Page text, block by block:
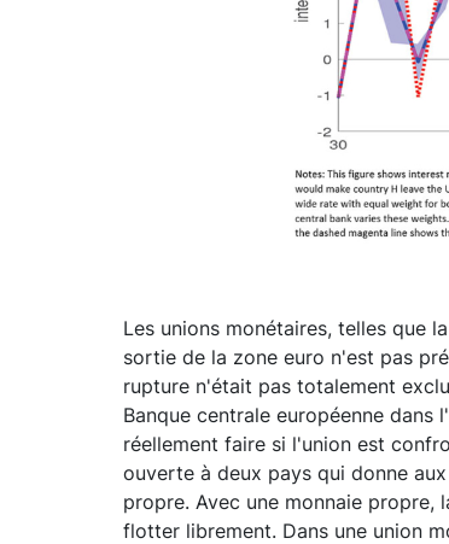
Les unions monétaires, telles que
sortie de la zone euro n'est pas
rupture n'était pas totalement
Banque centrale européenne
réellement faire si l'union est
ouverte à deux pays qui donne
propre. Avec une monnaie
flotter librement. Dans une union